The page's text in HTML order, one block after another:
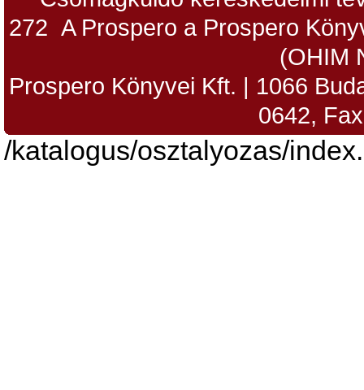
272 A Prospero a Prospero
(OHIM
Prospero Könyvei Kft. | 1066
0642,
/katalogus/osztalyozas/